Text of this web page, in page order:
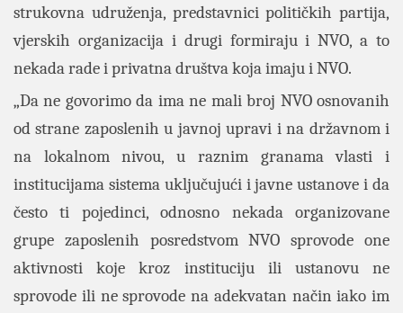
strukovna udruženja, predstavnici političkih partija,
vjerskih organizacija i drugi formiraju i NVO, a to
nekada rade i privatna društva koja imaju i NVO.
„Da ne govorimo da ima ne mali broj NVO osnovanih
od strane zaposlenih u javnoj upravi i na državnom i
na lokalnom nivou, u raznim granama vlasti i
institucijama sistema uključujući i javne ustanove i da
često ti pojedinci, odnosno nekada organizovane
grupe zaposlenih posredstvom NVO sprovode one
aktivnosti koje kroz instituciju ili ustanovu ne
sprovode ili ne sprovode na adekvatan način iako im